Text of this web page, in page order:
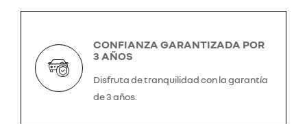
CONFIANZA GARANTIZADA POR
3 AÑOS
Disfruta de tranquilidad con la garantía
de 3 años.